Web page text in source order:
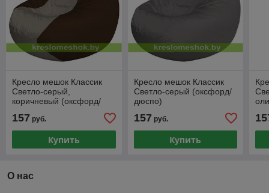
Кресло мешок Классик
Светло-серый,
коричневый (оксфорд/
157 руб.
Купить
Кресло мешок Классик
Светло-серый (оксфорд/
дюспо)
157 руб.
Купить
О нас